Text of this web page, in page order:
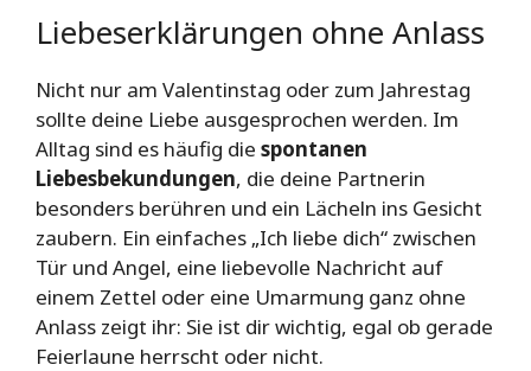
Liebeserklärungen ohne Anlass
Nicht nur am Valentinstag oder zum Jahrestag
sollte deine Liebe ausgesprochen werden. Im
Alltag sind es häufig die spontanen
Liebesbekundungen, die deine Partnerin
besonders berühren und ein Lächeln ins Gesicht
zaubern. Ein einfaches „Ich liebe dich“ zwischen
Tür und Angel, eine liebevolle Nachricht auf
einem Zettel oder eine Umarmung ganz ohne
Anlass zeigt ihr: Sie ist dir wichtig, egal ob gerade
Feierlaune herrscht oder nicht.